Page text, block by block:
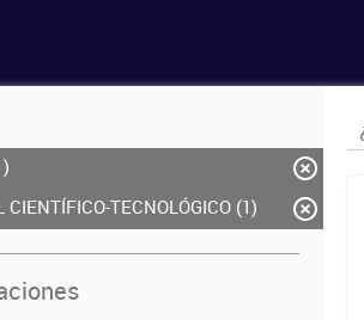
CIENTÍFICO-TECNOLÓGICO (1)